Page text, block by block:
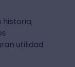
utilidad